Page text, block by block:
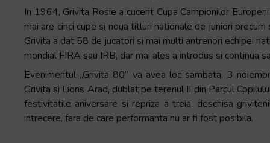
In 1964, Grivita Rosie a cucerit Cupa Campionilor
mai are cinci cupe si noua titluri nationale de juniori
Grivita a dat 58 de jucatori si mai multi antrenori echipei
mondial FIRA sau IRB, dar mai ales a introdus si continua
Evenimentul „Grivita 80” va avea loc sambata, 3
Grivita si Lions Arad, dublat pe terenul II din Parcul
festivitatile aniversare si repriza a treia, deschisa
intrecere, fara de care performanta nu ar fi fost posibila.